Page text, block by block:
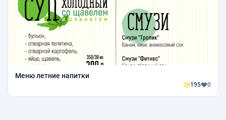
Меню летние напитки
195 0